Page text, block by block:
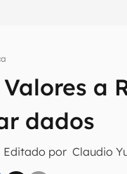
a
dados
Editado por Claudio
inteligente do
do Canaltech e